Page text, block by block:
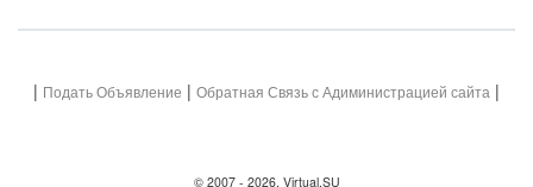
| Подать Объявление | Обратная Связь с Адиминистрацией сайта |
© 2007 - 2026, Virtual.SU